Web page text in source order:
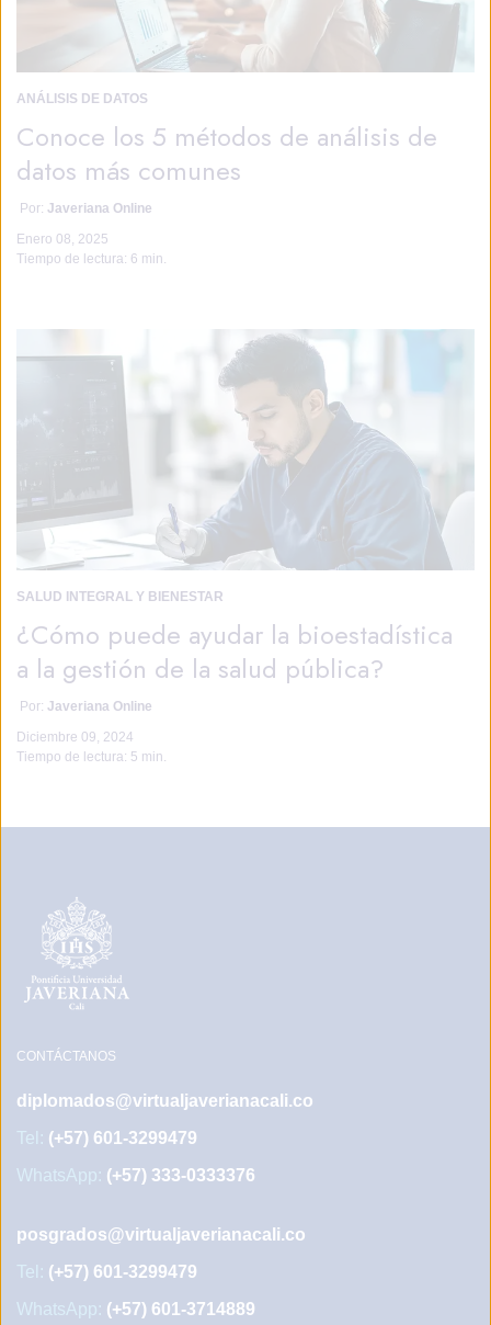
ANÁLISIS DE DATOS
Conoce los 5 métodos de análisis de
datos más comunes
Por: Javeriana Online
Enero 08, 2025
Tiempo de lectura: 6 min.
SALUD INTEGRAL Y BIENESTAR
¿Cómo puede ayudar la bioestadística
a la gestión de la salud pública?
Por: Javeriana Online
Diciembre 09, 2024
Tiempo de lectura: 5 min.
CONTÁCTANOS
diplomados@virtualjaverianacali.co
Tel: (+57) 601-3299479
WhatsApp: (+57) 333-0333376
posgrados@virtualjaverianacali.co
Tel: (+57) 601-3299479
WhatsApp: (+57) 601-3714889